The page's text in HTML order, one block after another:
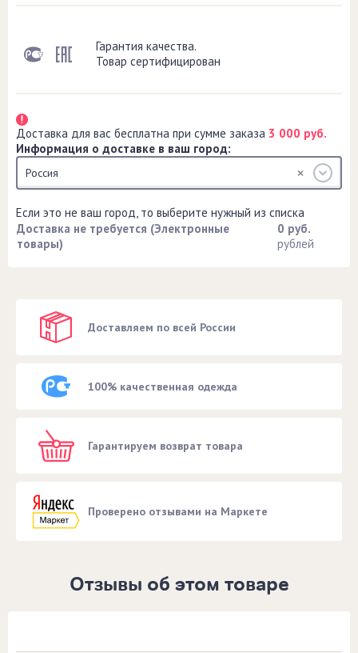
Гарантия качества.
Товар сертифицирован
Доставка для вас бесплатна при сумме заказа 3 000 руб.
Информация о доставке в ваш город:
Россия
Если это не ваш город, то выберите нужный из списка
Доставка не требуется (Электронные
товары)
0 руб.
рублей
Доставляем по всей России
100% качественная одежда
Гарантируем возврат товара
Проверено отзывами на Маркете
Отзывы об этом товаре